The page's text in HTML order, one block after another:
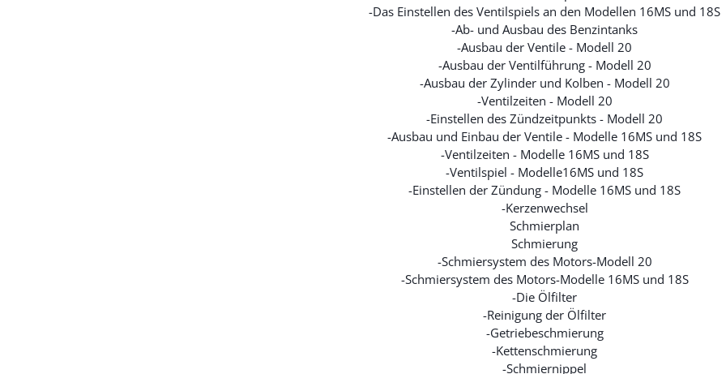
-Das Einstellen des Ventilspiels an den Modellen 16MS und 18S
-Ab- und Ausbau des Benzintanks
-Ausbau der Ventile - Modell 20
-Ausbau der Ventilführung - Modell 20
-Ausbau der Zylinder und Kolben - Modell 20
-Ventilzeiten - Modell 20
-Einstellen des Zündzeitpunkts - Modell 20
-Ausbau und Einbau der Ventile - Modelle 16MS und 18S
-Ventilzeiten - Modelle 16MS und 18S
-Ventilspiel - Modelle16MS und 18S
-Einstellen der Zündung - Modelle 16MS und 18S
-Kerzenwechsel
Schmierplan
Schmierung
-Schmiersystem des Motors-Modell 20
-Schmiersystem des Motors-Modelle 16MS und 18S
-Die Ölfilter
-Reinigung der Ölfilter
-Getriebeschmierung
-Kettenschmierung
-Schmiernippel